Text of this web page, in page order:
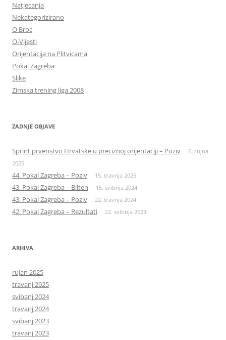
Natjecanja
Nekategorizirano
O Broc
O-Vijesti
Orijentacija na Plitvicama
Pokal Zagreba
Slike
Zimska trening liga 2008
ZADNJE OBJAVE
Sprint prvenstvo Hrvatske u preciznoj orijentaciji – Poziv
6. rujna
2025
44. Pokal Zagreba – Poziv 15. travnja 2025
43. Pokal Zagreba – Bilten 15. svibnja 2024
43. Pokal Zagreba – Poziv 22. travnja 2024
42. Pokal Zagreba – Rezultati 22. svibnja 2023
ARHIVA
rujan 2025
travanj 2025
svibanj 2024
travanj 2024
svibanj 2023
travanj 2023